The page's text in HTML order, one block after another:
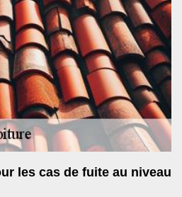
les cas de fuite au niveau